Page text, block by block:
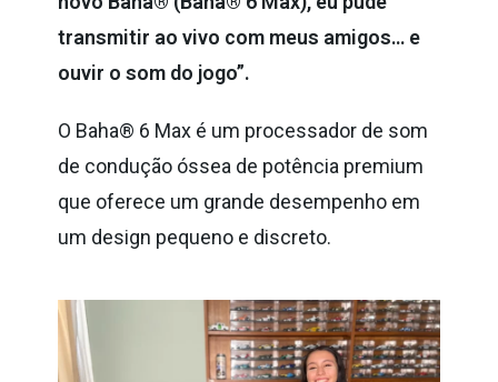
transmitir ao vivo com meus amigos… e
ouvir o som do jogo”.
O Baha® 6 Max é um processador de som
de condução óssea de potência premium
que oferece um grande desempenho em
um design pequeno e discreto.